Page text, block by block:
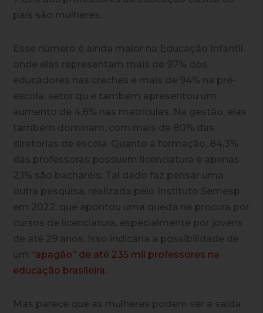
país são mulheres.
Esse número é ainda maior na Educação Infantil,
onde elas representam mais de 97% dos
educadores nas creches e mais de 94% na pré-
escola, setor qu e também apresentou um
aumento de 4,8% nas matrículas. Na gestão, elas
também dominam, com mais de 80% das
diretorias de escola. Quanto à formação, 84,3%
das professoras possuem licenciatura e apenas
2,1% são bacharéis. Tal dado faz pensar uma
outra pesquisa, realizada pelo Instituto Semesp
em 2022, que apontou uma queda na procura por
cursos de licenciatura, especialmente por jovens
de até 29 anos. Isso indicaria a possibilidade de
um “apagão” de até 235 mil professores na
educação brasileira.
Mas parece que as mulheres podem ser a saída